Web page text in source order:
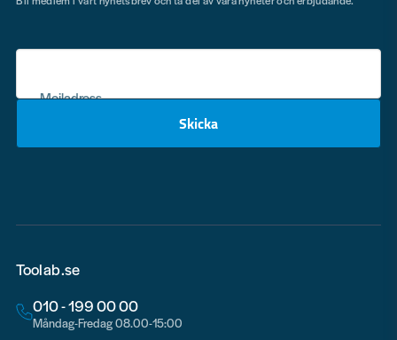
Mejladress
Skicka
Toolab.se
010 - 199 00 00
Måndag-Fredag 08.00-15:00